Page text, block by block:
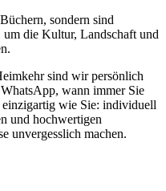
sondern sind
die Kultur, Landschaft und
sind wir persönlich
wann immer Sie
einzigartig wie Sie: individuell
und hochwertigen
unvergesslich machen.